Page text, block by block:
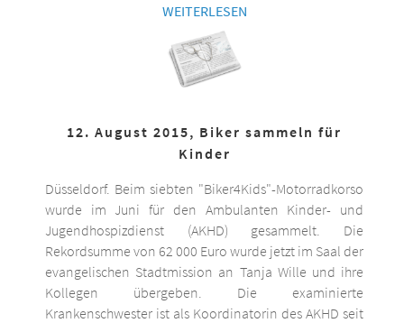
WEITERLESEN
12. August 2015, Biker sammeln für
Kinder
Düsseldorf. Beim siebten "Biker4Kids"-Motorradkorso
wurde im Juni für den Ambulanten Kinder- und
Jugendhospizdienst (AKHD) gesammelt. Die
Rekordsumme von 62 000 Euro wurde jetzt im Saal der
evangelischen Stadtmission an Tanja Wille und ihre
Kollegen übergeben. Die examinierte
Krankenschwester ist als Koordinatorin des AKHD seit